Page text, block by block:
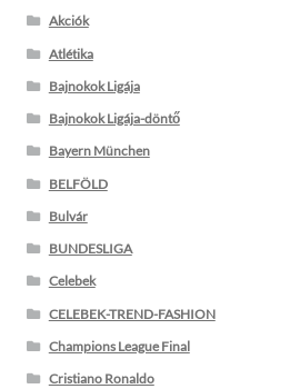
Akciók
Atlétika
Bajnokok Ligája
Bajnokok Ligája-döntő
Bayern München
BELFÖLD
Bulvár
BUNDESLIGA
Celebek
CELEBEK-TREND-FASHION
Champions League Final
Cristiano Ronaldo